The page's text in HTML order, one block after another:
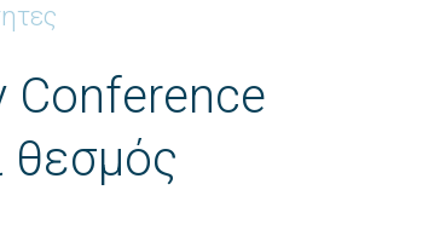
Conference
θεσμός